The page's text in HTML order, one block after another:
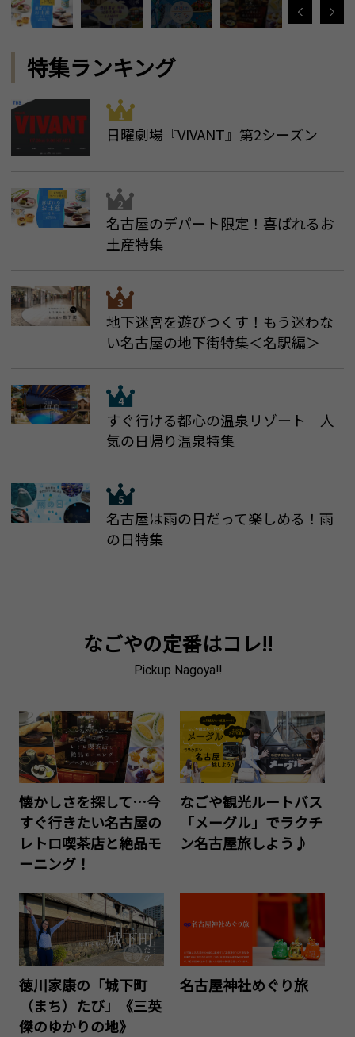
特集ランキング
日曜劇場『VIVANT』第2シーズン
名古屋のデパート限定！喜ばれるお
土産特集
地下迷宮を遊びつくす！もう迷わな
い名古屋の地下街特集＜名駅編＞
すぐ行ける都心の温泉リゾート 人
気の日帰り温泉特集
名古屋は雨の日だって楽しめる！雨
の日特集
なごやの定番はコレ!!
Pickup Nagoya!!
懐かしさを探して…今
すぐ行きたい名古屋の
レトロ喫茶店と絶品モ
ーニング！
なごや観光ルートバス
「メーグル」でラクチ
ン名古屋旅しよう♪
徳川家康の「城下町
（まち）たび」《三英
傑のゆかりの地》
名古屋神社めぐり旅